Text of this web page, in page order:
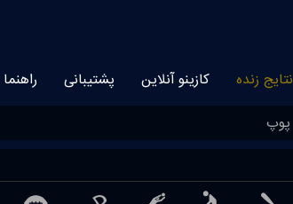
نتایج زنده کازینو آنلاین پشتیبانی راهنما
پوپ